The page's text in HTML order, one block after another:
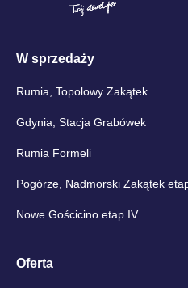
W sprzedaży
Rumia, Topolowy Zakątek
Gdynia, Stacja Grabówek
Rumia Formeli
Pogórze, Nadmorski Zakątek
Nowe Gościcino etap IV
Oferta